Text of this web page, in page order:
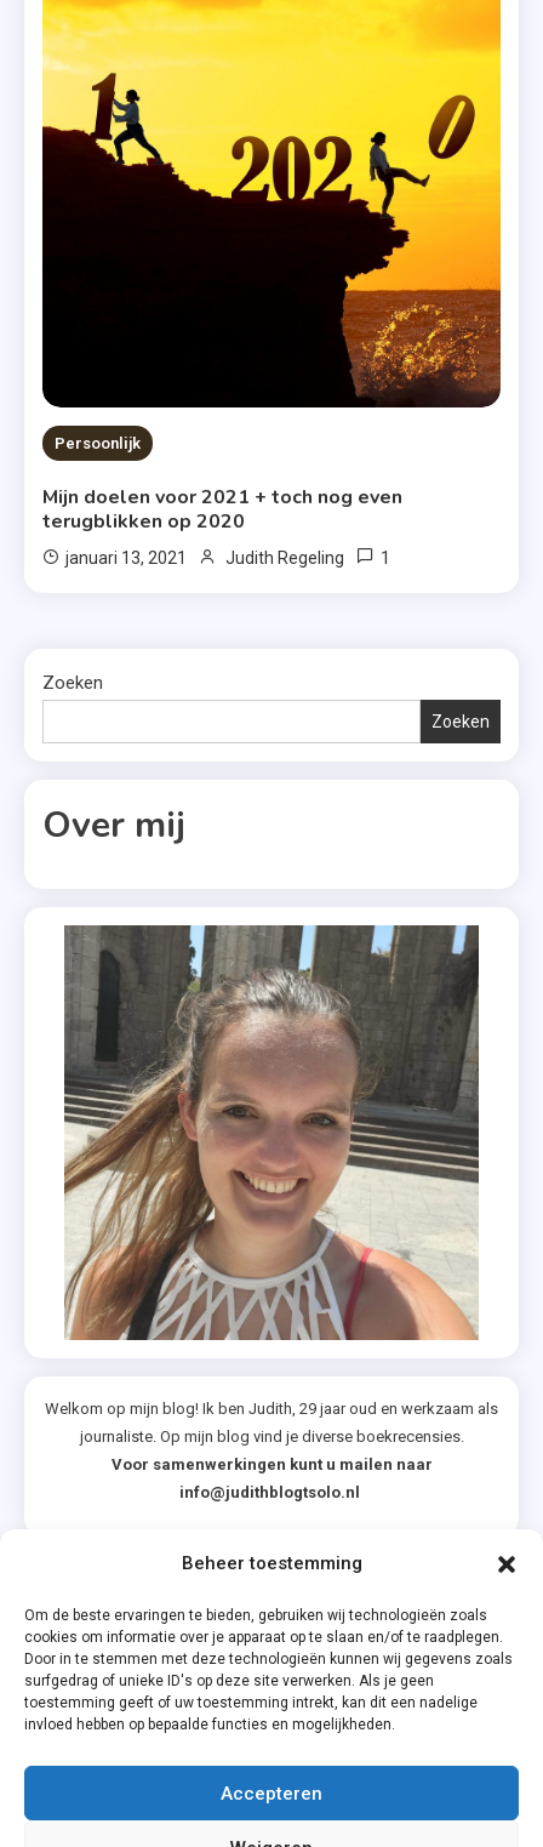
Beheer toestemming
Om de beste ervaringen te bieden, gebruiken wij technologieën zoals
cookies om informatie over je apparaat op te slaan en/of te raadplegen.
Door in te stemmen met deze technologieën kunnen wij gegevens zoals
surfgedrag of unieke ID's op deze site verwerken. Als je geen
toestemming geeft of uw toestemming intrekt, kan dit een nadelige
invloed hebben op bepaalde functies en mogelijkheden.
Accepteren
Persoonlijk
Mijn doelen voor 2021 + toch nog even
terugblikken op 2020
januari 13, 2021 Judith Regeling 1
Zoeken
Zoeken
Over mij
Welkom op mijn blog! Ik ben Judith, 29 jaar oud en werkzaam als
journaliste. Op mijn blog vind je diverse boekrecensies.
Voor samenwerkingen kunt u mailen naar
info@judithblogtsolo.nl
Privacyverklaring